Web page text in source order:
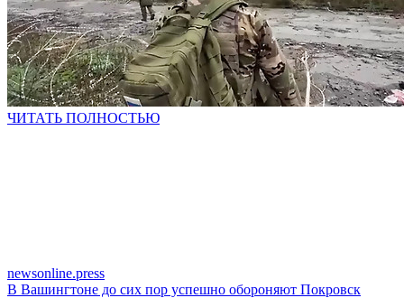
ЧИТАТЬ ПОЛНОСТЬЮ
newsonline.press
В Вашингтоне до сих пор успешно обороняют Покровск